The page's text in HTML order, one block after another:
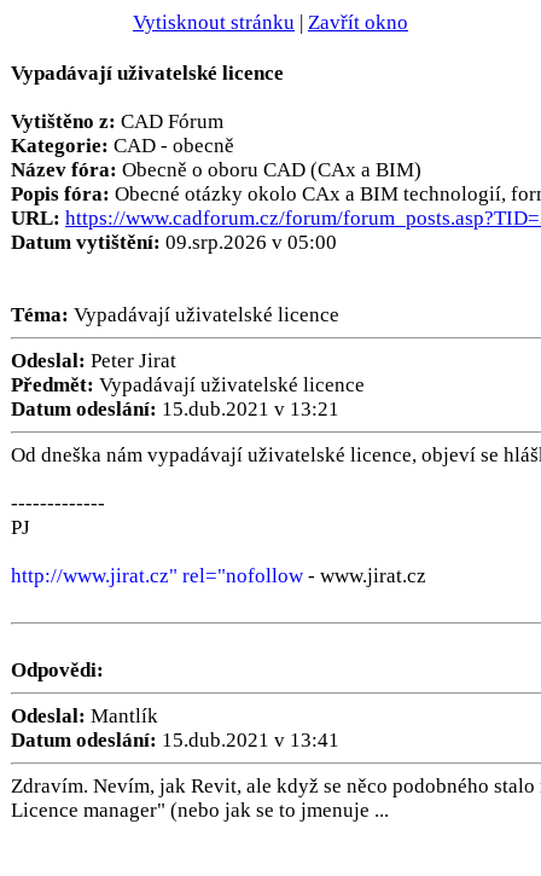
Vytisknout stránku | Zavřít okno
Vypadávají uživatelské licence
Vytištěno z: CAD Fórum
Kategorie: CAD - obecně
Název fóra: Obecně o oboru CAD (CAx a BIM)
Popis fóra: Obecné otázky okolo CAx a BIM technologií,
URL: https://www.cadforum.cz/forum/
Datum vytištění: 09.srp.2026 v 05:00
Téma: Vypadávají uživatelské licence
Odeslal: Peter Jirat
Předmět: Vypadávají uživatelské licence
Datum odeslání: 15.dub.2021 v 13:21
Od dneška nám vypadávají uživatelské licence, objeví se
-------------
PJ
http://www.jirat.cz" rel="nofollow - www.jirat.cz
Odpovědi:
Odeslal: Mantlík
Datum odeslání: 15.dub.2021 v 13:41
Zdravím. Nevím, jak Revit, ale když se něco podobného
Licence manager" (nebo jak se to jmenuje ...